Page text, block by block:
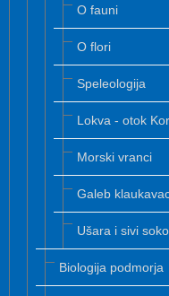
O fauni
O flori
Speleologija
Lokva - otok
Morski vranci
Galeb
Ušara i sivi
Biologija podmorja